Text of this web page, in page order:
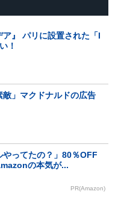
ア』 パリに設置された「I
！
敵」マクドナルドの広告
やってたの？」80％OFF
の本気が...
PR(Amazon)